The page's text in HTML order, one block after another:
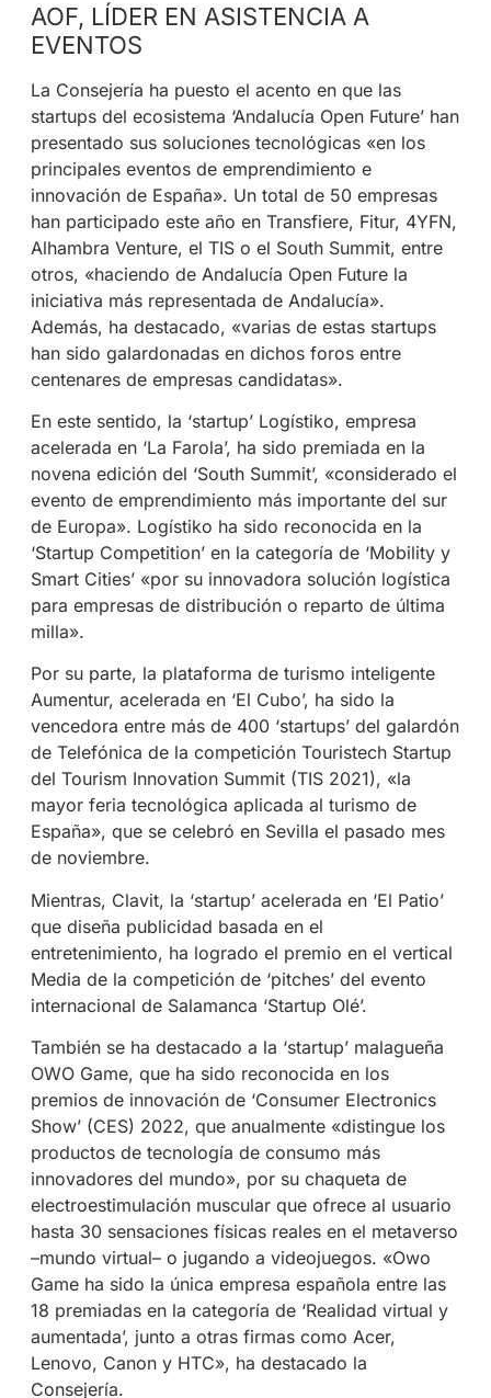
AOF, LÍDER EN ASISTENCIA A
EVENTOS
La Consejería ha puesto el acento en que las
startups del ecosistema ‘Andalucía Open Future’ han
presentado sus soluciones tecnológicas «en los
principales eventos de emprendimiento e
innovación de España». Un total de 50 empresas
han participado este año en Transfiere, Fitur, 4YFN,
Alhambra Venture, el TIS o el South Summit, entre
otros, «haciendo de Andalucía Open Future la
iniciativa más representada de Andalucía».
Además, ha destacado, «varias de estas startups
han sido galardonadas en dichos foros entre
centenares de empresas candidatas».
En este sentido, la ‘startup’ Logístiko, empresa
acelerada en ‘La Farola’, ha sido premiada en la
novena edición del ‘South Summit’, «considerado el
evento de emprendimiento más importante del sur
de Europa». Logístiko ha sido reconocida en la
‘Startup Competition’ en la categoría de ‘Mobility y
Smart Cities’ «por su innovadora solución logística
para empresas de distribución o reparto de última
milla».
Por su parte, la plataforma de turismo inteligente
Aumentur, acelerada en ‘El Cubo’, ha sido la
vencedora entre más de 400 ‘startups’ del galardón
de Telefónica de la competición Touristech Startup
del Tourism Innovation Summit (TIS 2021), «la
mayor feria tecnológica aplicada al turismo de
España», que se celebró en Sevilla el pasado mes
de noviembre.
Mientras, Clavit, la ‘startup’ acelerada en ‘El Patio’
que diseña publicidad basada en el
entretenimiento, ha logrado el premio en el vertical
Media de la competición de ‘pitches’ del evento
internacional de Salamanca ‘Startup Olé’.
También se ha destacado a la ‘startup’ malagueña
OWO Game, que ha sido reconocida en los
premios de innovación de ‘Consumer Electronics
Show’ (CES) 2022, que anualmente «distingue los
productos de tecnología de consumo más
innovadores del mundo», por su chaqueta de
electroestimulación muscular que ofrece al usuario
hasta 30 sensaciones físicas reales en el metaverso
–mundo virtual– o jugando a videojuegos. «Owo
Game ha sido la única empresa española entre las
18 premiadas en la categoría de ‘Realidad virtual y
aumentada’, junto a otras firmas como Acer,
Lenovo, Canon y HTC», ha destacado la
Consejería.